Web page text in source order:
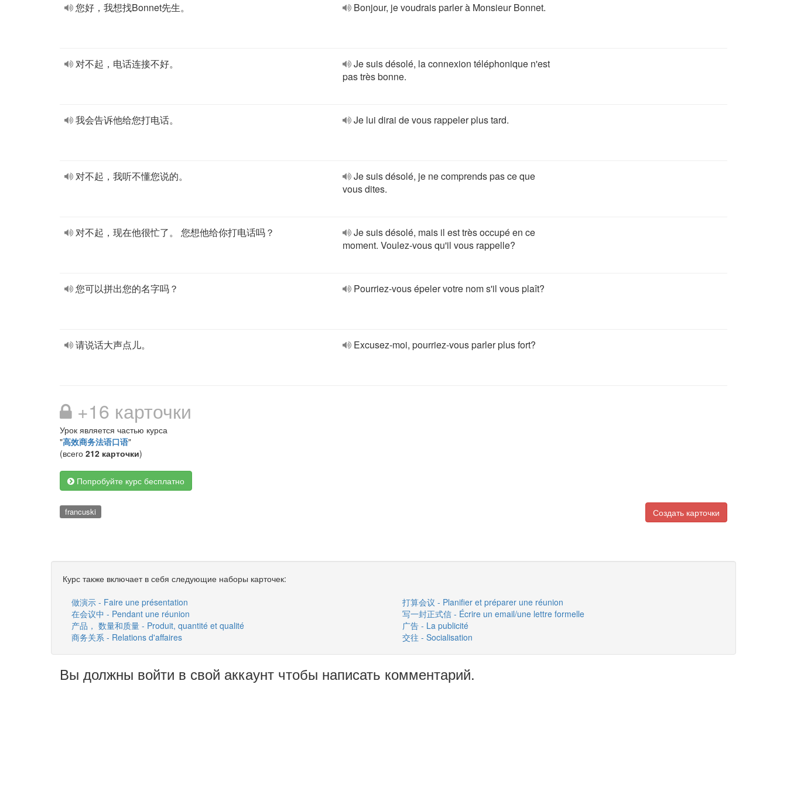
您好，我想找Bonnet先生。 Bonjour, je voudrais parler à Monsieur Bonnet.
对不起，电话连接不好。
Je suis désolé, la connexion téléphonique n'est
pas très bonne.
我会告诉他给您打电话。 Je lui dirai de vous rappeler plus tard.
对不起，我听不懂您说的。
Je suis désolé, je ne comprends pas ce que
vous dites.
对不起，现在他很忙了。 您想他给你打电话吗？
Je suis désolé, mais il est très occupé en ce
moment. Voulez-vous qu'il vous rappelle?
您可以拼出您的名字吗？ Pourriez-vous épeler votre nom s'il vous plaît?
请说话大声点儿。 Excusez-moi, pourriez-vous parler plus fort?
+16 карточки
Урок является частью курса
"高效商务法语口语"
(всего 212 карточки)
Попробуйте курс бесплатно
Создать карточки
francuski
Курс также включает в себя следующие наборы карточек:
做演示 - Faire une présentation
打算会议 - Planifier et préparer une réunion
在会议中 - Pendant une réunion
写一封正式信 - Écrire un email/une lettre formelle
产品， 数量和质量 - Produit, quantité et qualité
广告 - La publicité
商务关系 - Relations d'affaires
交往 - Socialisation
Вы должны войти в свой аккаунт чтобы написать комментарий.